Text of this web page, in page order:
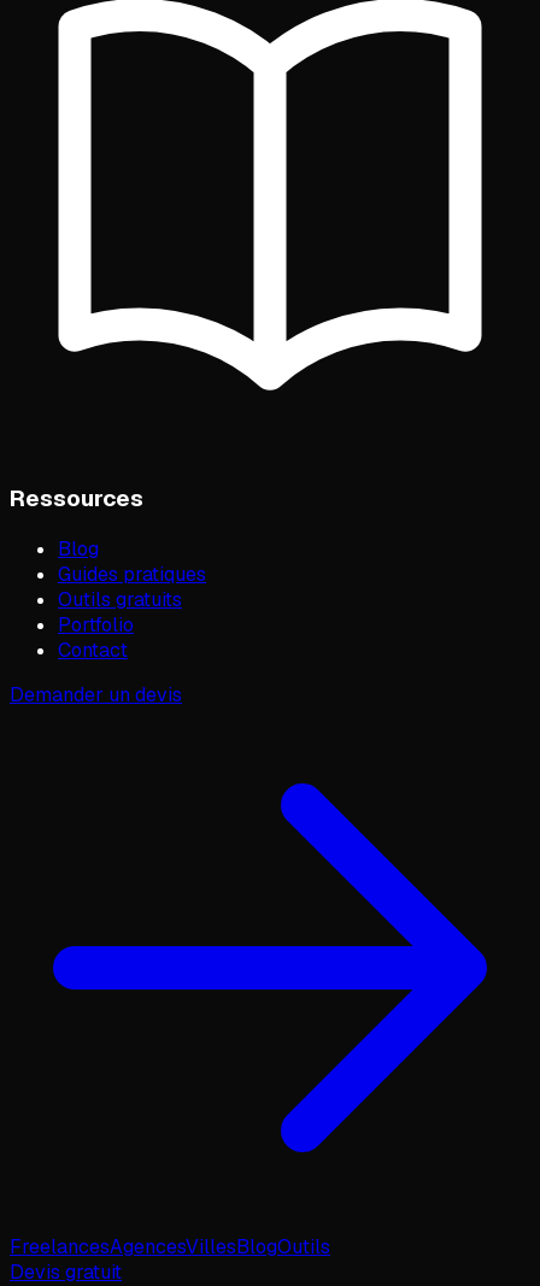
Ressources
Blog
Guides pratiques
Outils gratuits
Portfolio
Contact
Demander un devis
FreelancesAgencesVillesBlogOutils
Devis gratuit